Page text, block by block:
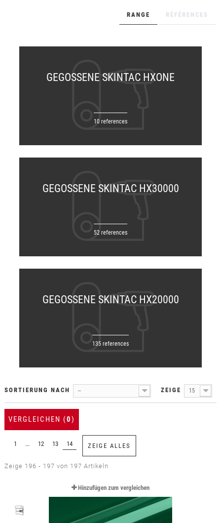
+
RÉFÉRENCES
RANGE
GEGOSSENE SKINTAC HXONE
10 references
GEGOSSENE SKINTAC HX30000
52 references
GEGOSSENE SKINTAC HX20000
135 references
SORTIERUNG NACH -- ZEIGE 15
VERGLEICHEN (0)
ZEIGE ALLES
1 ... 12 13 14
Zeige 196 - 197 von 197 Artikeln
Hinzufügen zum vergleichen